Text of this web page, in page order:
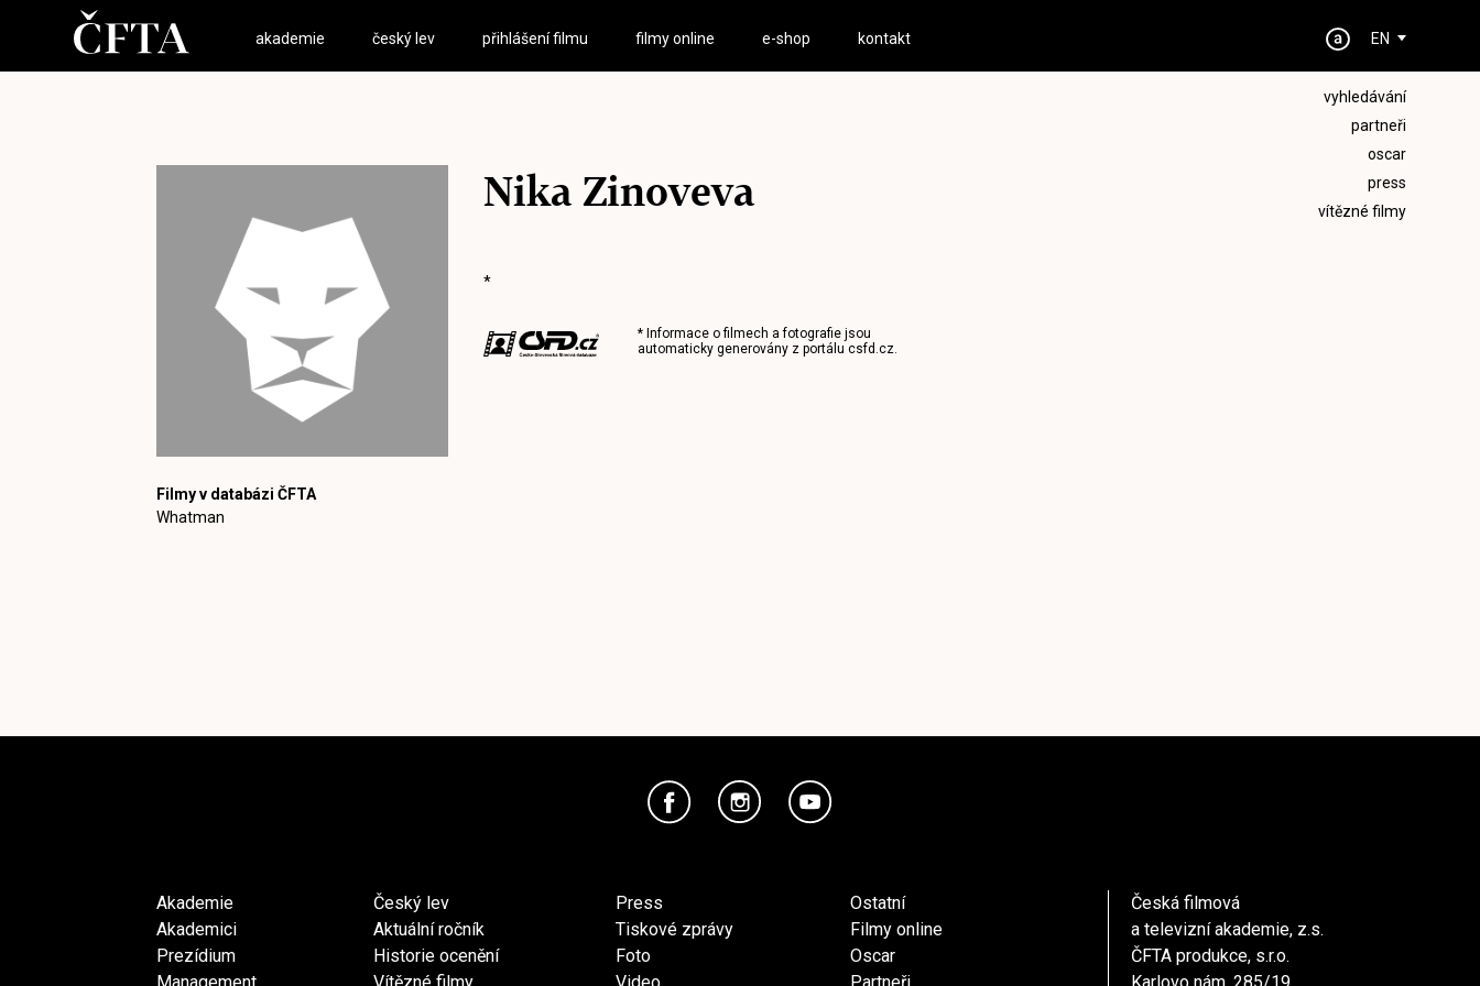
akademie český lev přihlášení filmu filmy online e-shop kontakt EN
vyhledávání
partneři
oscar
press
vítězné filmy
Filmy v databázi ČFTA
Whatman
Nika Zinoveva
*
* Informace o filmech a fotografie jsou
automaticky generovány z portálu csfd.cz.
Akademie
Akademici
Prezídium
Český lev
Aktuální ročník
Historie ocenění
Press
Tiskové zprávy
Foto
Ostatní
Filmy online
Oscar
Česká filmová
a televizní akademie, z.s.
ČFTA produkce, s.r.o.